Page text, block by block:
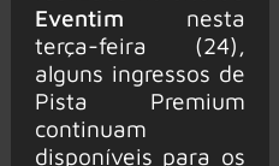
Eventim nesta
terça-feira (24),
alguns ingressos de
Pista Premium
continuam
disponíveis para os